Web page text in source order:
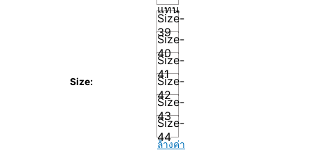
แทน
Size:
Size-
39
Size-
40
Size-
41
Size-
42
Size-
43
Size-
44
ล้างค่า